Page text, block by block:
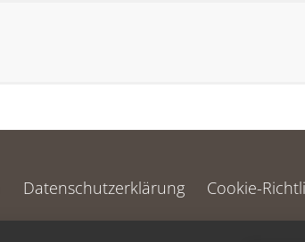
Datenschutzerklärung Cookie-